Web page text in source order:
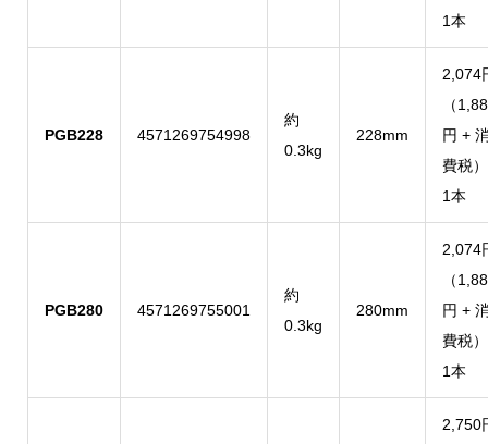
1本
PGB228 4571269754998
約
0.3kg
228mm
2,074
（
円 +
費税
1本
PGB280 4571269755001
約
0.3kg
280mm
2,074
（
円 +
費税
1本
2,750